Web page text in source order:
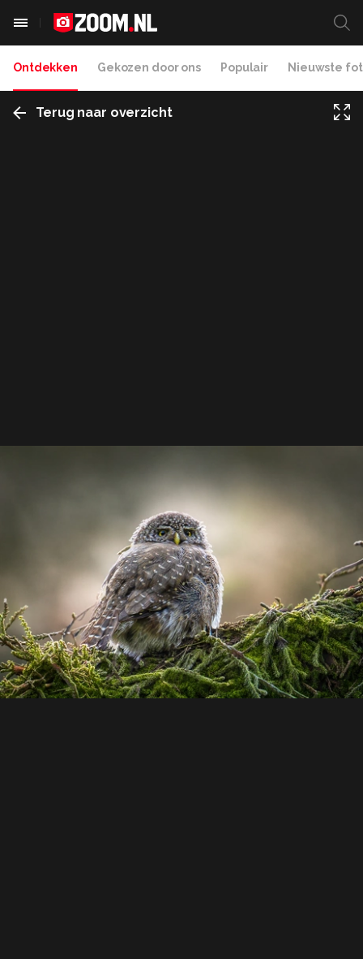
Ontdekken Gekozen door ons Populair Nieuwste
Terug naar overzicht